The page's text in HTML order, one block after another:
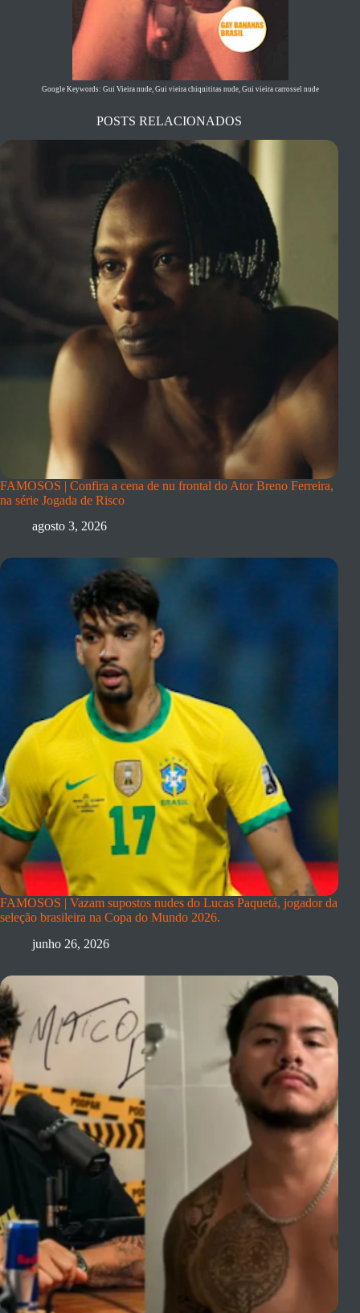
Google Keywords: Gui Vieira nude, Gui vieira chiquititas nude, Gui vieira carrossel nude
POSTS RELACIONADOS
FAMOSOS | Confira a cena de nu frontal do Ator Breno Ferreira,
na série Jogada de Risco
agosto 3, 2026
FAMOSOS | Vazam supostos nudes do Lucas Paquetá, jogador da
seleção brasileira na Copa do Mundo 2026.
junho 26, 2026